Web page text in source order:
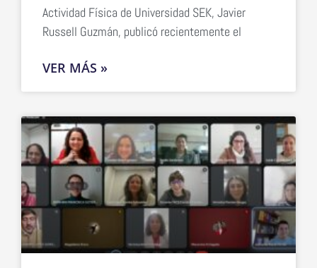
Actividad Física de Universidad SEK, Javier
Russell Guzmán, publicó recientemente el
VER MÁS »